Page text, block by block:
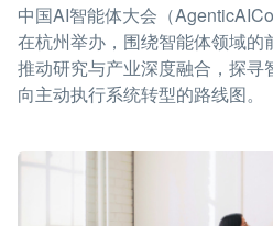
中国AI智能体大会（
在杭州举办，围绕智能体领域的
推动研究与产业深度融合，探寻
向主动执行系统转型的路线图。